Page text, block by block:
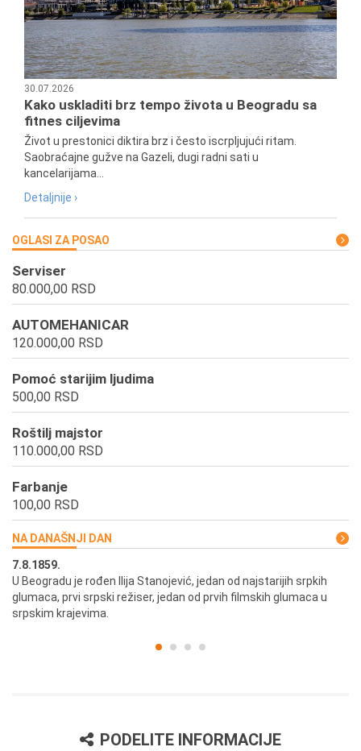
30.07.2026
Kako uskladiti brz tempo života u Beogradu sa
fitnes ciljevima
Život u prestonici diktira brz i često iscrpljujući ritam.
Saobraćajne gužve na Gazeli, dugi radni sati u
kancelarijama...
Detaljnije ›
OGLASI ZA POSAO
Serviser
80.000,00 RSD
AUTOMEHANICAR
120.000,00 RSD
Pomoć starijim ljudima
500,00 RSD
Roštilj majstor
110.000,00 RSD
Farbanje
100,00 RSD
NA DANAŠNJI DAN
7.8.1859.
U Beogradu je rođen Ilija Stanojević, jedan od najstarijih srpkih
glumaca, prvi srpski režiser, jedan od prvih filmskih glumaca u
srpskim krajevima.
PODELITE INFORMACIJE